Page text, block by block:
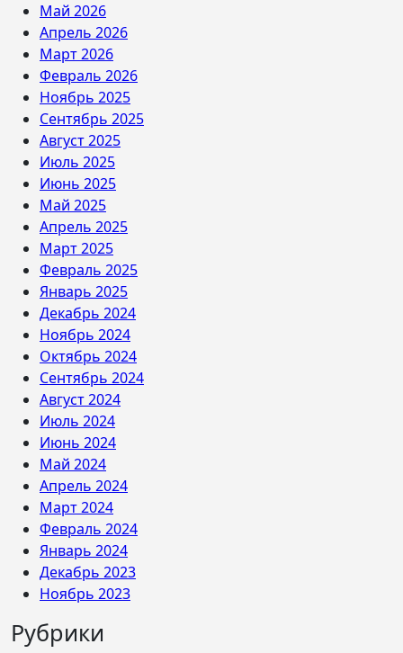
Май 2026
Апрель 2026
Март 2026
Февраль 2026
Ноябрь 2025
Сентябрь 2025
Август 2025
Июль 2025
Июнь 2025
Май 2025
Апрель 2025
Март 2025
Февраль 2025
Январь 2025
Декабрь 2024
Ноябрь 2024
Октябрь 2024
Сентябрь 2024
Август 2024
Июль 2024
Июнь 2024
Май 2024
Апрель 2024
Март 2024
Февраль 2024
Январь 2024
Декабрь 2023
Ноябрь 2023
Рубрики